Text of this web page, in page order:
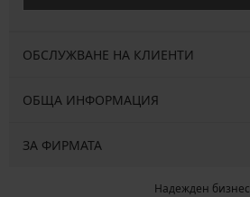
ОБСЛУЖВАНЕ НА КЛИЕНТИ
ОБЩА ИНФОРМАЦИЯ
ЗА ФИРМАТА
Надежден бизнес